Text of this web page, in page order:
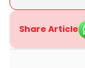
Share Article